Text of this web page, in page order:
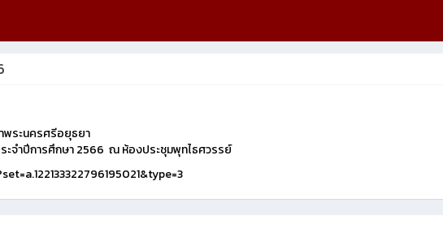
พระนครศรีอยุธยา
ะจำปีการศึกษา 2566 ณ ห้องประชุมพุทไธศวรรย์